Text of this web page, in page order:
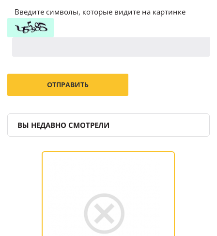
Введите символы, которые видите на картинке
ВЫ НЕДАВНО СМОТРЕЛИ